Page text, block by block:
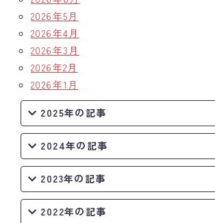
情報公開
入会のご案内
2026年5月
2026年4月
2026年3月
2026年2月
2026年1月
2025年の記事
2024年の記事
2023年の記事
2022年の記事